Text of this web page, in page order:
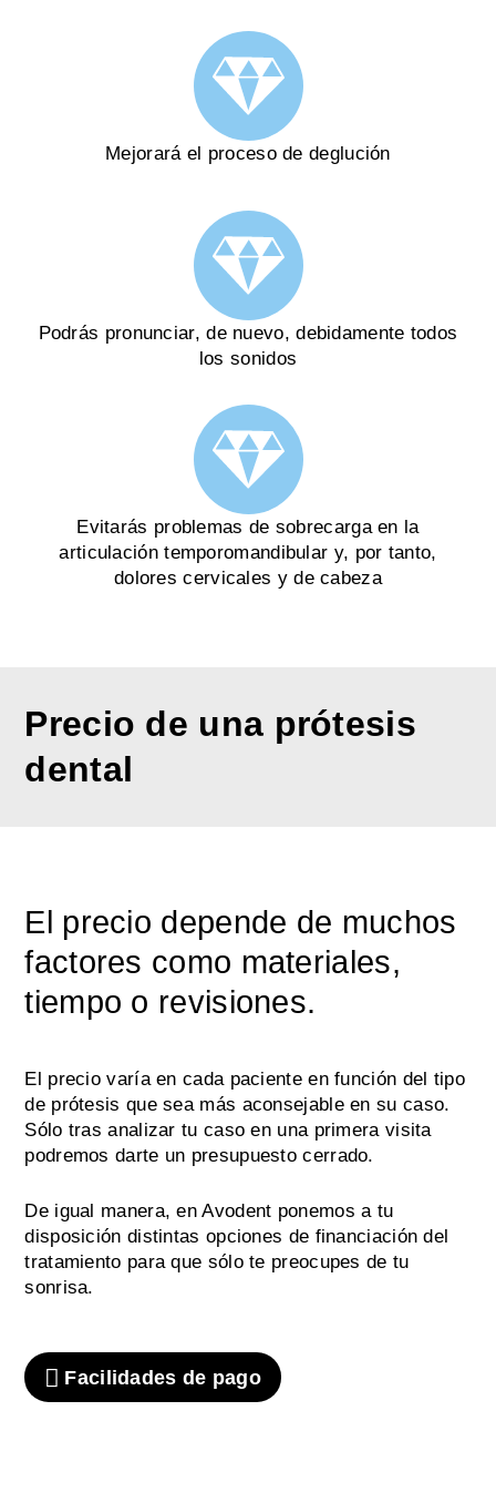
Mejorará el proceso de deglución
Podrás pronunciar, de nuevo, debidamente todos
los sonidos
Evitarás problemas de sobrecarga en la
articulación temporomandibular y, por tanto,
dolores cervicales y de cabeza
Precio de una prótesis
dental
El precio depende de muchos
factores como materiales,
tiempo o revisiones.
El precio varía en cada paciente en función del tipo
de prótesis que sea más aconsejable en su caso.
Sólo tras analizar tu caso en una primera visita
podremos darte un presupuesto cerrado.
De igual manera, en Avodent ponemos a tu
disposición distintas opciones de financiación del
tratamiento para que sólo te preocupes de tu
sonrisa.
Facilidades de pago